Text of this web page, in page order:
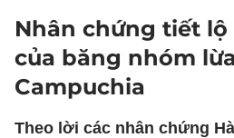
Nhân chứng tiết lộ
của băng nhóm
Campuchia
Theo lời các nhân chứng